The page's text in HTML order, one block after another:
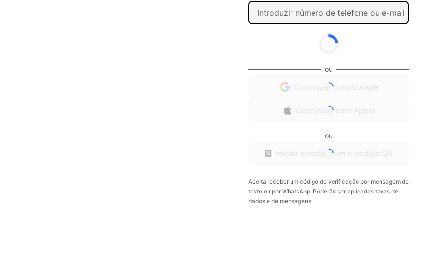
ou
Continuar com Google
Continuar com Apple
ou
Iniciar sessão com o código QR
Aceita receber um código de verificação por mensagem de
texto ou por WhatsApp. Poderão ser aplicadas taxas de
dados e de mensagens.